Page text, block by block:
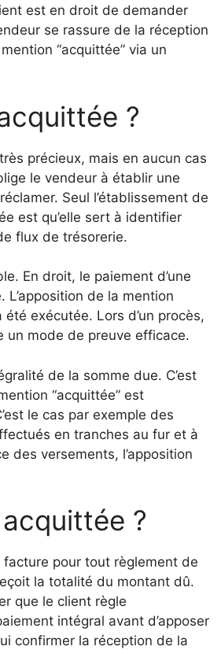
est en droit de demander
se rassure de la réception
“acquittée” via un
?
précieux, mais en aucun cas
le vendeur à établir une
Seul l’établissement de
est qu’elle sert à identifier
flux de trésorerie.
En droit, le paiement d’une
de la mention
exécutée. Lors d’un procès,
un mode de preuve efficace.
de la somme due. C’est
“acquittée” est
le cas par exemple des
en tranches au fur et à
des versements, l’apposition
?
facture pour tout règlement de
la totalité du montant dû.
que le client règle
intégral avant d’apposer
confirmer la réception de la